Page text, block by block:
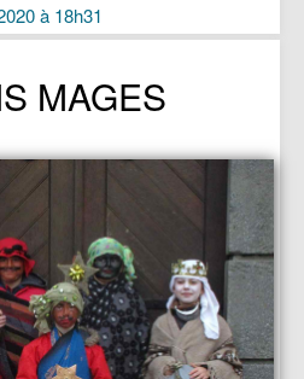
à 18h31
MAGES